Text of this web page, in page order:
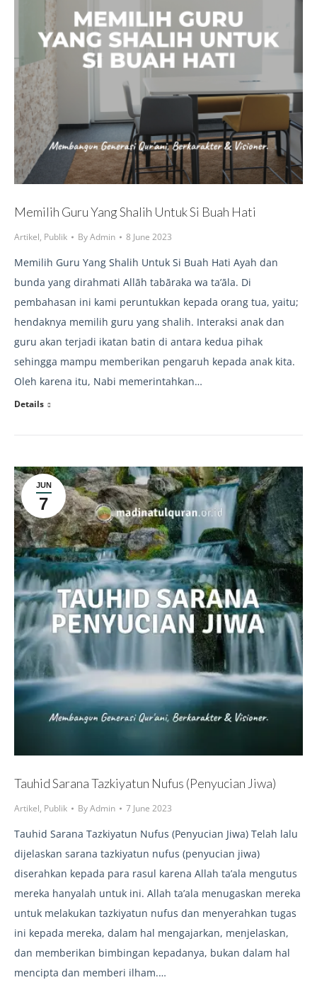
Memilih Guru Yang Shalih Untuk Si Buah Hati
Artikel, Publik ByAdmin 8 June 2023
Memilih Guru Yang Shalih Untuk Si Buah Hati Ayah dan
bunda yang dirahmati Allāh tabāraka wa ta’āla. Di
pembahasan ini kami peruntukkan kepada orang tua, yaitu;
hendaknya memilih guru yang shalih. Interaksi anak dan
guru akan terjadi ikatan batin di antara kedua pihak
sehingga mampu memberikan pengaruh kepada anak kita.
Oleh karena itu, Nabi memerintahkan…
Details
JUN
7
Tauhid Sarana Tazkiyatun Nufus (Penyucian Jiwa)
Artikel, Publik ByAdmin 7 June 2023
Tauhid Sarana Tazkiyatun Nufus (Penyucian Jiwa) Telah lalu
dijelaskan sarana tazkiyatun nufus (penyucian jiwa)
diserahkan kepada para rasul karena Allah ta’ala mengutus
mereka hanyalah untuk ini. Allah ta’ala menugaskan mereka
untuk melakukan tazkiyatun nufus dan menyerahkan tugas
ini kepada mereka, dalam hal mengajarkan, menjelaskan,
dan memberikan bimbingan kepadanya, bukan dalam hal
mencipta dan memberi ilham.…